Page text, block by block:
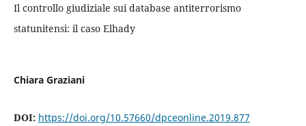
Il controllo giudiziale sui database antiterrorismo
statunitensi: il caso Elhady
Chiara Graziani
DOI: https://doi.org/10.57660/dpceonline.2019.877